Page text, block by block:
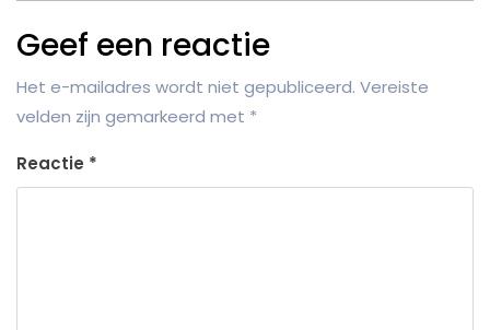
Geef een reactie
Het e-mailadres wordt niet gepubliceerd. Vereiste
velden zijn gemarkeerd met *
Reactie *